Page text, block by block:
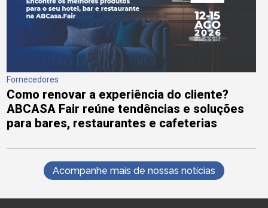
Fornecedores
Como renovar a experiência do cliente?
ABCASA Fair reúne tendências e soluções
para bares, restaurantes e cafeterias
Acompanhe mais de nossas notícias